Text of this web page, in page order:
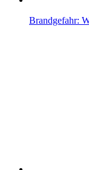
Brandgefahr: